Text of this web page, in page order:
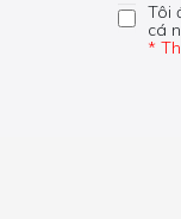
Tôi
cá
*